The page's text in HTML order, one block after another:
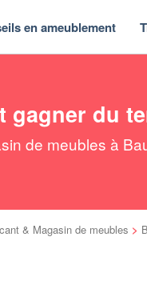
en ameublement
gagner du
de meubles à
& Magasin de meubles >